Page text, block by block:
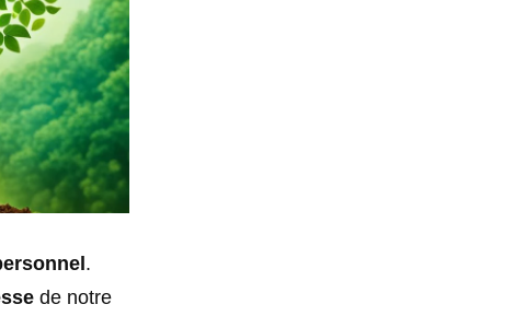
.
de notre